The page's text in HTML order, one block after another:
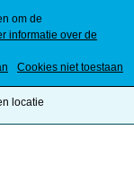
om de
informatie over de
Cookies niet toestaan
locatie